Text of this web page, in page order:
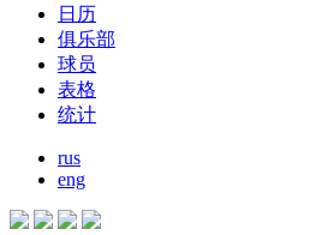
日历
俱乐部
球员
表格
统计
rus
eng